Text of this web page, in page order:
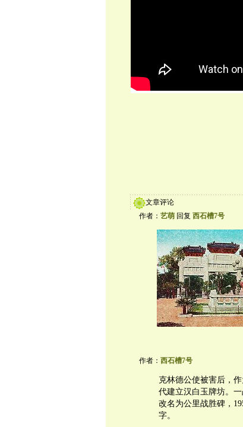
文章评论
作者： 艺萌回复 西石槽7号
作者： 西石槽7号
克林德公使被害后，
代建立汉白玉牌坊。
改名为公里战胜碑，
字。